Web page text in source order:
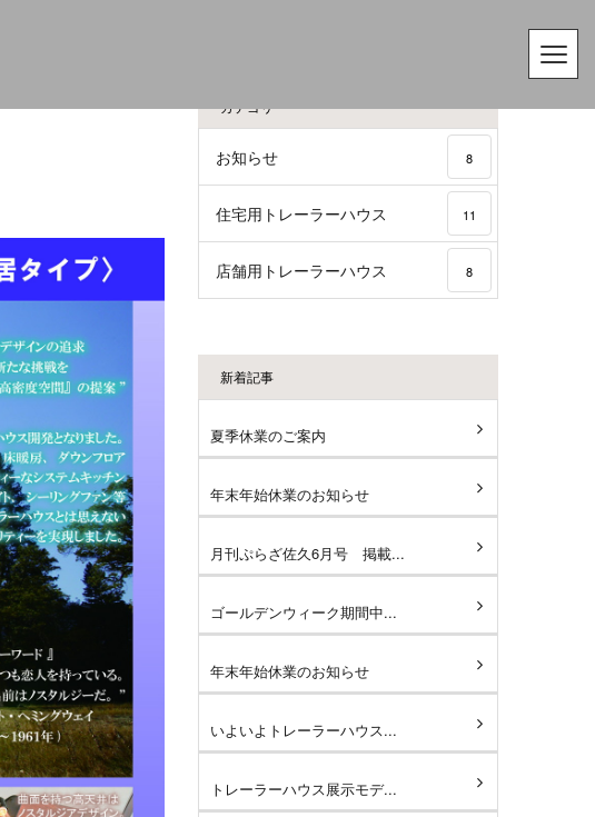
カテゴリー
お知らせ 8
住宅用トレーラーハウス 11
店舗用トレーラーハウス 8
新着記事
夏季休業のご案内
年末年始休業のお知らせ
月刊ぷらざ佐久6月号 掲載...
ゴールデンウィーク期間中...
年末年始休業のお知らせ
いよいよトレーラーハウス...
トレーラーハウス展示モデ...